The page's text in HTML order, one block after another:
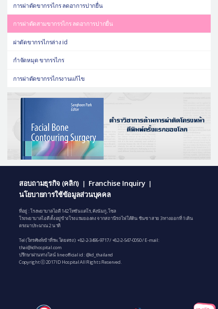
การผ่าตัดขากรรไกร ลดอาการปากยื่น
การผ่าตัดสามขากรรไกร ลดอาการปากยื่น
ผ่าตัดขากรรไกรล่าง id
กำจัดหมุด ขากรรไกร
การผ่าตัดขากรรไกรงานแก้ไข
สอบถามธุรกิจ (คลิก) | Franchise Inquiry |
นโยบายการใช้ข้อมูลส่วนบุคคล
ที่อยู่ : โรงพยาบาลไอดี 142 โทซันแดโร, คังนัมกู, โซล
โรงพยาบาลไอดี ตั้งอยู่ข้างโรงแรมยองดง จากสถานีรถไฟใต้ดิน ชินซา สาย 3 ทางออกที่ 1 เดิน
ตรงมาประมาณ 2 นาที
Tel (โทรศัพท์เข้าที่รพ.โดยตรง): +82-2-3496-9717/+82-2-547-0050/ E-mail:
thai@idhospital.com
ปรึกษาผ่านทางไลน์ line official id : @id_thailand
Copyright ⓒ 2017 ID Hospital All Rights Reserved.